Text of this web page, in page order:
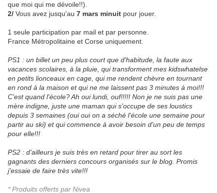
que moi qui me dévoile!!).
2/ Vous avez jusqu'au 7 mars minuit pour jouer.
1 seule participation par mail et par personne.
France Métropolitaine et Corse uniquement.
PS1 : un billet un peu plus court que d'habitude, la faute aux
vacances scolaires, à la pluie, qui transforment mes kidswhatelse
en petits lionceaux en cage, qui me rendent chèvre en tournant
en rond à la maison et qui ne me laissent pas 3 minutes à moi!!!
C'est quand l'école? Ah oui lundi, ouf!!!!! Non je ne suis pas une
mère indigne, juste une maman qui s'occupe de ses loustics
depuis 3 semaines (oui oui on a séché l'école une semaine pour
partir au ski) et qui commence à avoir besoin d'un peu de temps
pour elle!!!
PS2 : d'ailleurs je suis très en retard pour tirer au sort les
gagnants des derniers concours organisés sur le blog. Promis
j'essaie de faire très vite!!!
* Produits offerts par Nivea